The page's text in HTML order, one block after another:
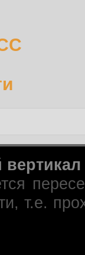
т.е.